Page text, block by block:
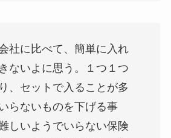
社に比べて、簡単に入れ
ないよに思う。１つ１つ
、セットで入ることが多
らないものを下げる事
しいようでいらない保険